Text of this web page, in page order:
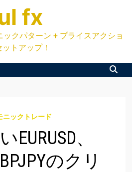
fx
クパターン + プライスアクショ
トアップ！
ニックトレード
、
のクリ